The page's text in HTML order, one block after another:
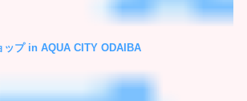
ップ in AQUA CITY ODAIBA